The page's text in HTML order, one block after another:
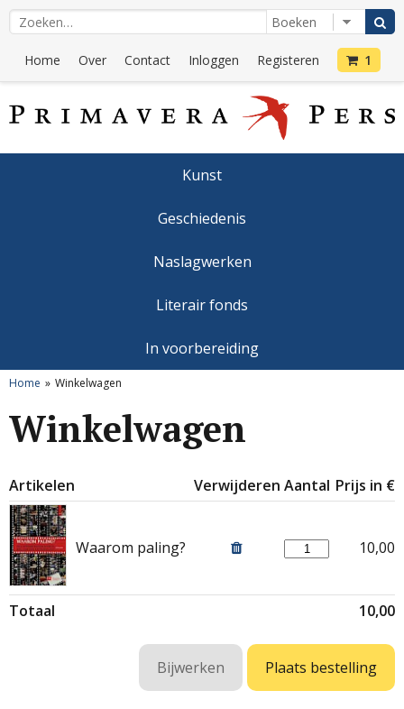
Home Over Contact Inloggen Registeren 1
Kunst
Geschiedenis
Naslagwerken
Literair fonds
In voorbereiding
Home Winkelwagen
Winkelwagen
Artikelen Verwijderen Aantal Prijs in €
Waarom paling? 10,00
Totaal 10,00